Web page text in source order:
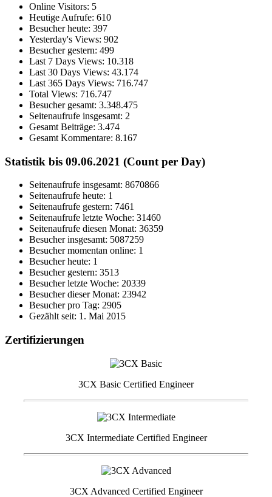
Online Visitors: 5
Heutige Aufrufe: 610
Besucher heute: 397
Yesterday's Views: 902
Besucher gestern: 499
Last 7 Days Views: 10.318
Last 30 Days Views: 43.174
Last 365 Days Views: 716.747
Total Views: 716.747
Besucher gesamt: 3.348.475
Seitenaufrufe insgesamt: 2
Gesamt Beiträge: 3.474
Gesamt Kommentare: 8.167
Statistik bis 09.06.2021 (Count per Day)
Seitenaufrufe insgesamt: 8670866
Seitenaufrufe heute: 1
Seitenaufrufe gestern: 7461
Seitenaufrufe letzte Woche: 31460
Seitenaufrufe diesen Monat: 36359
Besucher insgesamt: 5087259
Besucher momentan online: 1
Besucher heute: 1
Besucher gestern: 3513
Besucher letzte Woche: 20339
Besucher dieser Monat: 23942
Besucher pro Tag: 2905
Gezählt seit: 1. Mai 2015
Zertifizierungen
3CX Basic Certified Engineer
3CX Intermediate Certified Engineer
3CX Advanced Certified Engineer